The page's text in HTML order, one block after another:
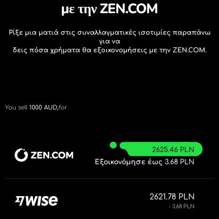
με την ZEN.COM
Ρίξε μια ματιά στις συναλλαγματικές ισοτιμίες παραπάνω
για να
δεις πόσα χρήματα θα εξοικονομήσεις με την ZEN.COM.
You sell 1000 AUD,for
2625.46 PLN
Εξοικονόμησε έως 3.68 PLN
2621.78 PLN
- 3.68 PLN